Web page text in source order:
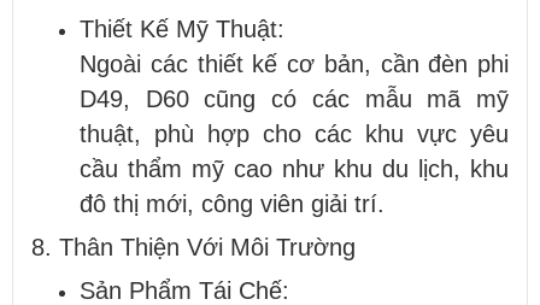
Thiết Kế Mỹ Thuật:
Ngoài các thiết kế cơ bản, cần đèn phi
D49, D60 cũng có các mẫu mã mỹ
thuật, phù hợp cho các khu vực yêu
cầu thẩm mỹ cao như khu du lịch, khu
đô thị mới, công viên giải trí.
8. Thân Thiện Với Môi Trường
Sản Phẩm Tái Chế: